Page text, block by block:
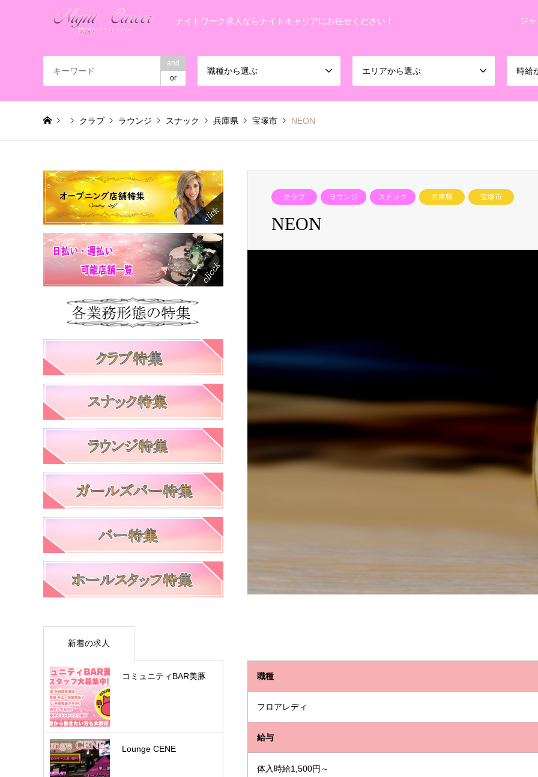
ナイトワーク求人ならナイトキャリアにお任せください！ ジ
and
or
職種から選ぶ エリアから選ぶ 時給
クラブ ラウンジ スナック 兵庫県 宝塚市 NEON
クラブ ラウンジ スナック 兵庫県 宝塚市
NEON
職種
フロアレディ
給与
体入時給1,500円～
新着の求人
コミュニティBAR美豚
Lounge CENE